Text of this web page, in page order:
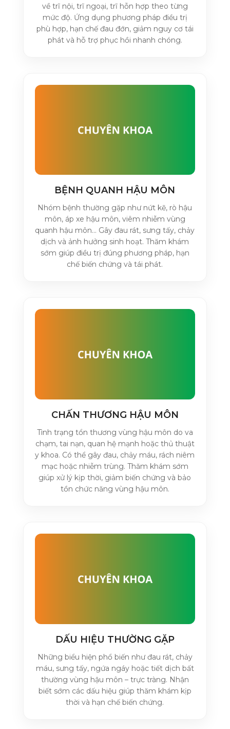
về trĩ nội, trĩ ngoại, trĩ hỗn hợp theo từng
mức độ. Ứng dụng phương pháp điều trị
phù hợp, hạn chế đau đớn, giảm nguy cơ tái
phát và hỗ trợ phục hồi nhanh chóng.
BỆNH QUANH HẬU MÔN
Nhóm bệnh thường gặp như nứt kẽ, rò hậu
môn, áp xe hậu môn, viêm nhiễm vùng
quanh hậu môn… Gây đau rát, sưng tấy, chảy
dịch và ảnh hưởng sinh hoạt. Thăm khám
sớm giúp điều trị đúng phương pháp, hạn
chế biến chứng và tái phát.
CHẤN THƯƠNG HẬU MÔN
Tình trạng tổn thương vùng hậu môn do va
chạm, tai nạn, quan hệ mạnh hoặc thủ thuật
y khoa. Có thể gây đau, chảy máu, rách niêm
mạc hoặc nhiễm trùng. Thăm khám sớm
giúp xử lý kịp thời, giảm biến chứng và bảo
tồn chức năng vùng hậu môn.
DẤU HIỆU THƯỜNG GẶP
Những biểu hiện phổ biến như đau rát, chảy
máu, sưng tấy, ngứa ngáy hoặc tiết dịch bất
thường vùng hậu môn – trực tràng. Nhận
biết sớm các dấu hiệu giúp thăm khám kịp
thời và hạn chế biến chứng.